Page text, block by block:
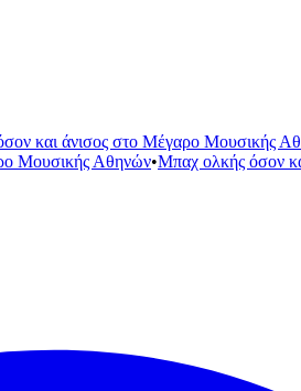
και άνισος στο Μέγαρο Μουσικής
Μουσικής Αθηνών•Μπαχ ολκής όσον